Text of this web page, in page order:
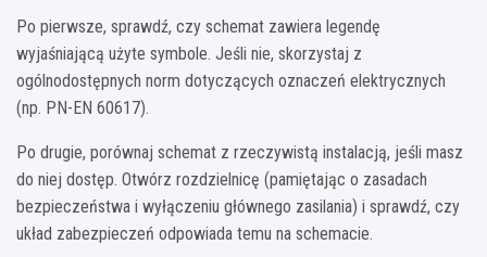
Po pierwsze, sprawdź, czy schemat zawiera legendę
wyjaśniającą użyte symbole. Jeśli nie, skorzystaj z
ogólnodostępnych norm dotyczących oznaczeń elektrycznych
(np. PN-EN 60617).
Po drugie, porównaj schemat z rzeczywistą instalacją, jeśli masz
do niej dostęp. Otwórz rozdzielnicę (pamiętając o zasadach
bezpieczeństwa i wyłączeniu głównego zasilania) i sprawdź, czy
układ zabezpieczeń odpowiada temu na schemacie.